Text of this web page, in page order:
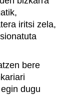
iritsi zela,
bere
dugu